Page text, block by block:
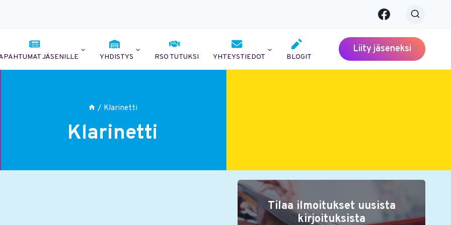
JÄSENILLE YHDISTYS RSO TUTUKSI YHTEYSTIEDOT BLOGIT
Liity jäseneksi
/ Klarinetti
Klarinetti
Tilaa ilmoitukset uusista
kirjoituksista